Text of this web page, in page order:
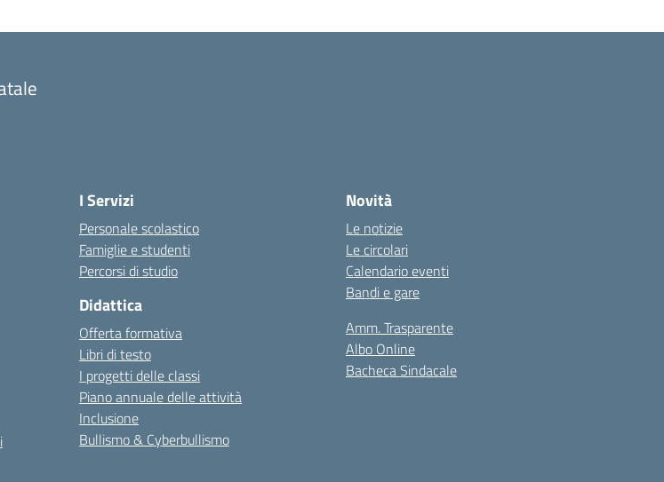
I Servizi
Personale scolastico
Famiglie e studenti
Percorsi di studio
Didattica
Offerta formativa
Libri di testo
I progetti delle classi
Piano annuale delle attività
Inclusione
Bullismo & Cyberbullismo
Novità
Le notizie
Le circolari
Calendario eventi
Bandi e gare
Amm. Trasparente
Albo Online
Bacheca Sindacale